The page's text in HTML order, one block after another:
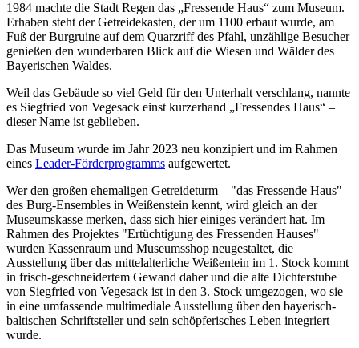
1984 machte die Stadt Regen das „Fressende Haus“ zum Museum.
Erhaben steht der Getreidekasten, der um 1100 erbaut wurde, am
Fuß der Burgruine auf dem Quarzriff des Pfahl, unzählige Besucher
genießen den wunderbaren Blick auf die Wiesen und Wälder des
Bayerischen Waldes.
Weil das Gebäude so viel Geld für den Unterhalt verschlang, nannte
es Siegfried von Vegesack einst kurzerhand „Fressendes Haus“ –
dieser Name ist geblieben.
Das Museum wurde im Jahr 2023 neu konzipiert und im Rahmen
eines Leader-Förderprogramms aufgewertet.
Wer den großen ehemaligen Getreideturm – "das Fressende Haus" –
des Burg-Ensembles in Weißenstein kennt, wird gleich an der
Museumskasse merken, dass sich hier einiges verändert hat. Im
Rahmen des Projektes "Ertüchtigung des Fressenden Hauses"
wurden Kassenraum und Museumsshop neugestaltet, die
Ausstellung über das mittelalterliche Weißentein im 1. Stock kommt
in frisch-geschneidertem Gewand daher und die alte Dichterstube
von Siegfried von Vegesack ist in den 3. Stock umgezogen, wo sie
in eine umfassende multimediale Ausstellung über den bayerisch-
baltischen Schriftsteller und sein schöpferisches Leben integriert
wurde.